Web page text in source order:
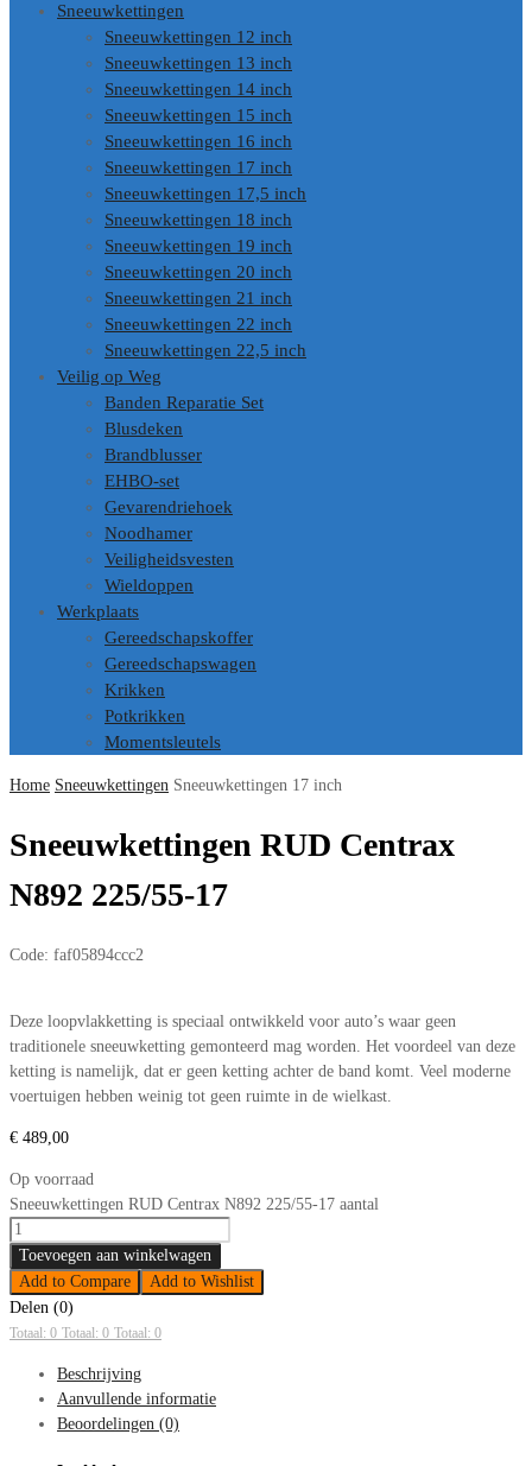
Sneeuwkettingen
Sneeuwkettingen 12 inch
Sneeuwkettingen 13 inch
Sneeuwkettingen 14 inch
Sneeuwkettingen 15 inch
Sneeuwkettingen 16 inch
Sneeuwkettingen 17 inch
Sneeuwkettingen 17,5 inch
Sneeuwkettingen 18 inch
Sneeuwkettingen 19 inch
Sneeuwkettingen 20 inch
Sneeuwkettingen 21 inch
Sneeuwkettingen 22 inch
Sneeuwkettingen 22,5 inch
Veilig op Weg
Banden Reparatie Set
Blusdeken
Brandblusser
EHBO-set
Gevarendriehoek
Noodhamer
Veiligheidsvesten
Wieldoppen
Werkplaats
Gereedschapskoffer
Gereedschapswagen
Krikken
Potkrikken
Momentsleutels
Home Sneeuwkettingen Sneeuwkettingen 17 inch
Sneeuwkettingen RUD Centrax
N892 225/55-17
Code: faf05894ccc2
Deze loopvlakketting is speciaal ontwikkeld voor auto’s waar geen
traditionele sneeuwketting gemonteerd mag worden. Het voordeel van deze
ketting is namelijk, dat er geen ketting achter de band komt. Veel moderne
voertuigen hebben weinig tot geen ruimte in de wielkast.
€ 489,00
Op voorraad
Sneeuwkettingen RUD Centrax N892 225/55-17 aantal
Toevoegen aan winkelwagen
Add to Compare
Add to Wishlist
Delen (0)
Totaal: 0 Totaal: 0 Totaal: 0
Beschrijving
Aanvullende informatie
Beoordelingen (0)